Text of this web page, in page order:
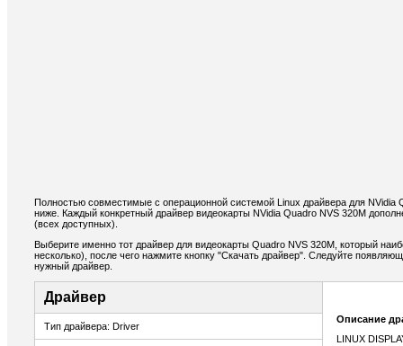
Полностью совместимые с операционной системой Linux драйвера для
ниже. Каждый конкретный драйвер видеокарты NVidia Quadro NVS 320M
(всех доступных).
Выберите именно тот драйвер для видеокарты Quadro NVS 320M, который
несколько), после чего нажмите кнопку "Скачать драйвер". Следуйте
нужный драйвер.
Драйвер
Тип драйвера: Driver
Описание
LINUX